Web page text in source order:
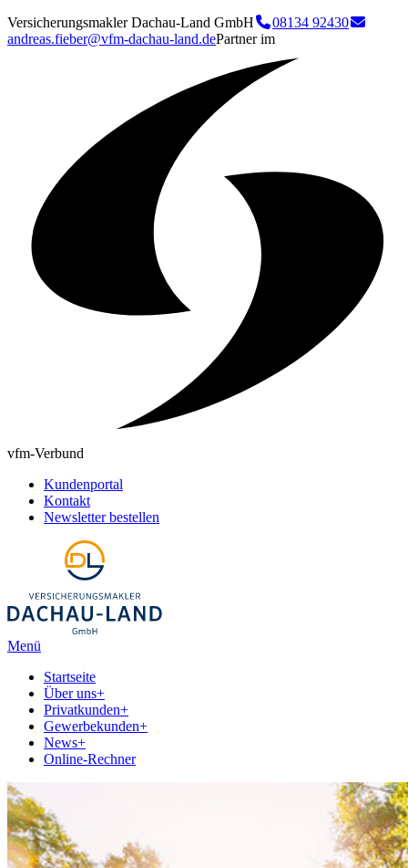
Versicherungsmakler Dachau-Land GmbH
08134 92430
andreas.fieber@vfm-dachau-land.dePartner im
vfm-Verbund
Kundenportal
Kontakt
Newsletter bestellen
Menü
Startseite
Über uns+
Privatkunden+
Gewerbekunden+
News+
Online-Rechner